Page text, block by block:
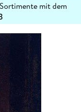
mit dem